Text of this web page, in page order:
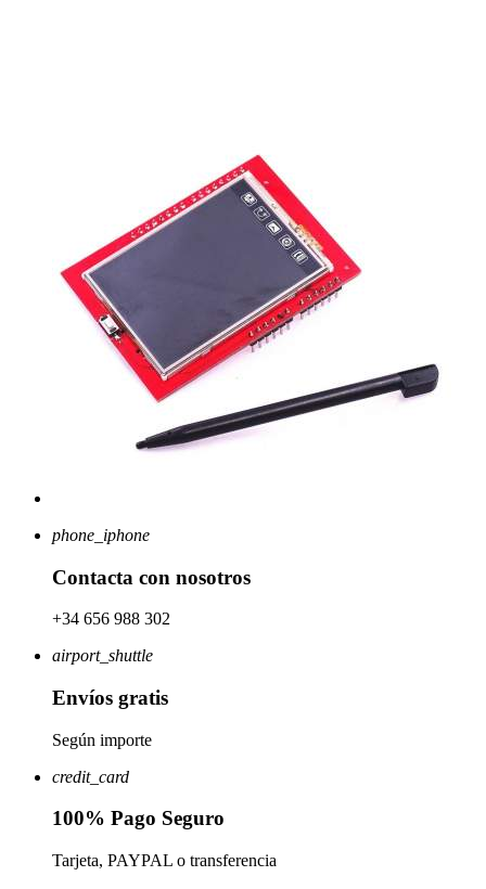
phone_iphone
Contacta con nosotros
+34 656 988 302
airport_shuttle
Envíos gratis
Según importe
credit_card
100% Pago Seguro
Tarjeta, PAYPAL o transferencia